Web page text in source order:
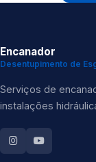
Encanador
Desentupimento de
Serviços de
instalações